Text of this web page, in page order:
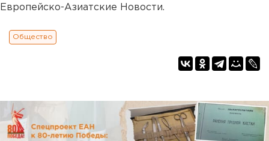
Европейско-Азиатские Новости.
Общество